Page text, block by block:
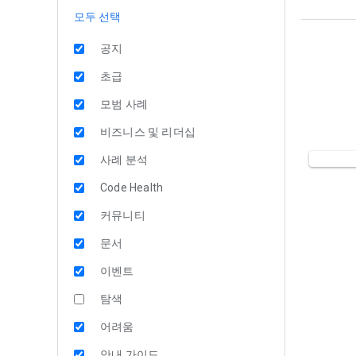
모두 선택
공지
초급
모범 사례
비즈니스 및 리더십
사례 분석
Code Health
커뮤니티
문서
이벤트
탐색
어려움